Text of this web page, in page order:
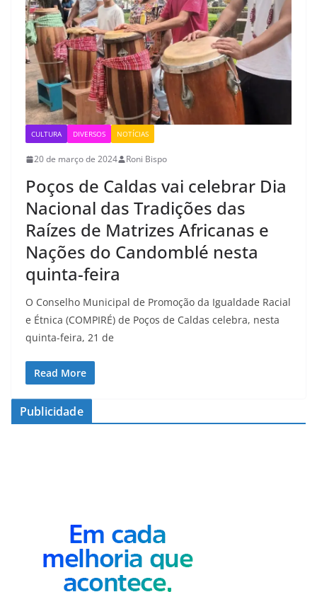
CULTURA DIVERSOS NOTÍCIAS
20 de março de 2024 Roni Bispo
Poços de Caldas vai celebrar Dia
Nacional das Tradições das
Raízes de Matrizes Africanas e
Nações do Candomblé nesta
quinta-feira
O Conselho Municipal de Promoção da Igualdade Racial
e Étnica (COMPIRÉ) de Poços de Caldas celebra, nesta
quinta-feira, 21 de
Read More
Publicidade